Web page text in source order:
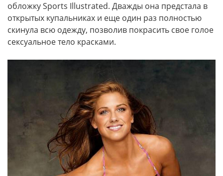
обложку Sports Illustrated. Дважды она предстала в
открытых купальниках и еще один раз полностью
скинула всю одежду, позволив покрасить свое голое
сексуальное тело красками.